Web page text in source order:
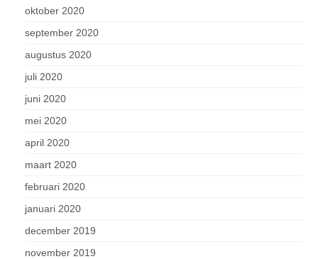
oktober 2020
september 2020
augustus 2020
juli 2020
juni 2020
mei 2020
april 2020
maart 2020
februari 2020
januari 2020
december 2019
november 2019